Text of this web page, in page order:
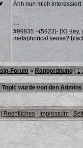
Ähh nun mich interessiert
--
---
#99835 +(5923)- [X] Hey,
metaphorical sense?
Forum » Rangordnung [ 1
Topic wurde von den
| Rechtliches| Impressum|